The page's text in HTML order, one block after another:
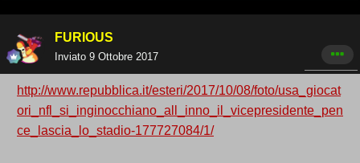
FURIOUS
Inviato 9 Ottobre 2017
http://www.repubblica.it/esteri/2017/10/08/foto/usa_giocat
ori_nfl_si_inginocchiano_all_inno_il_vicepresidente_pen
ce_lascia_lo_stadio-177727084/1/